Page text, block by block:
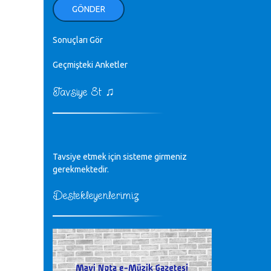
ellerinden benim için öpün.
Kurtuluş Çelebi - 07.01.2023
♪
Mavi Nota - 24.11.2022
♪
Biliyorum Cüneyt bey, yazımda da
♪
sayın müfit bey bilgilerinizi kontrol
edi 6440 sayılı cso kurulrş kanununda
GÖNDER
Sonuçları Gör
Geçmişteki Anketler
Tavsiye Et ♫
Tavsiye etmek için sisteme girmeniz
gerekmektedir.
Destekleyenlerimiz